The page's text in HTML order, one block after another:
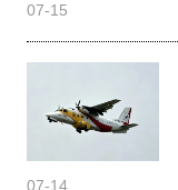
07-15
07-14